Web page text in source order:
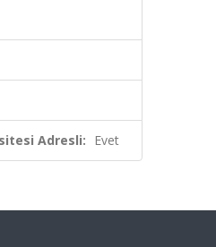
Adresli: Evet